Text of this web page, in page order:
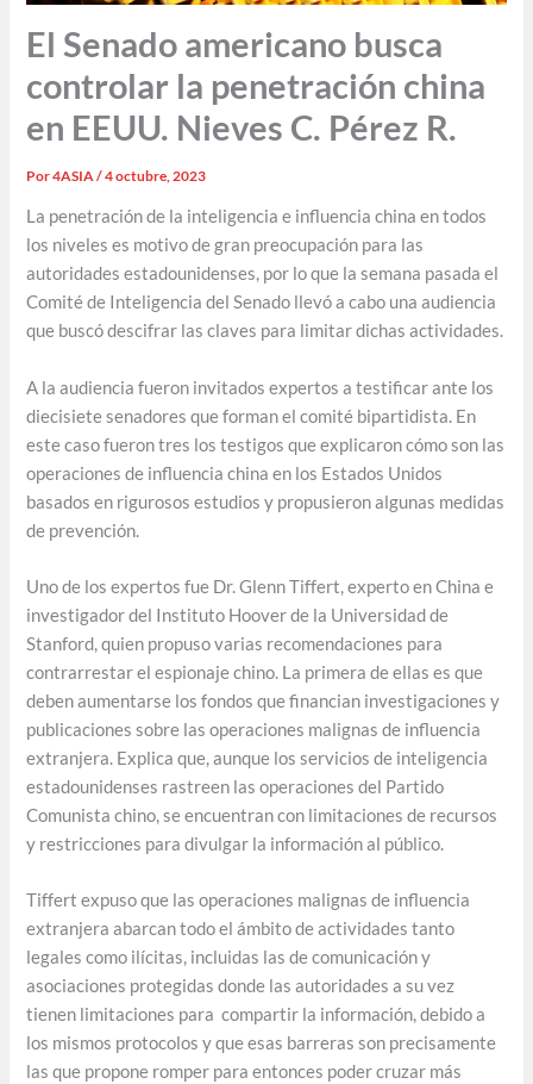
El Senado americano busca
controlar la penetración china
en EEUU. Nieves C. Pérez R.
Por4ASIA/4 octubre, 2023
La penetración de la inteligencia e influencia china en todos
los niveles es motivo de gran preocupación para las
autoridades estadounidenses, por lo que la semana pasada el
Comité de Inteligencia del Senado llevó a cabo una audiencia
que buscó descifrar las claves para limitar dichas actividades.
A la audiencia fueron invitados expertos a testificar ante los
diecisiete senadores que forman el comité bipartidista. En
este caso fueron tres los testigos que explicaron cómo son las
operaciones de influencia china en los Estados Unidos
basados en rigurosos estudios y propusieron algunas medidas
de prevención.
Uno de los expertos fue Dr. Glenn Tiffert, experto en China e
investigador del Instituto Hoover de la Universidad de
Stanford, quien propuso varias recomendaciones para
contrarrestar el espionaje chino. La primera de ellas es que
deben aumentarse los fondos que financian investigaciones y
publicaciones sobre las operaciones malignas de influencia
extranjera. Explica que, aunque los servicios de inteligencia
estadounidenses rastreen las operaciones del Partido
Comunista chino, se encuentran con limitaciones de recursos
y restricciones para divulgar la información al público.
Tiffert expuso que las operaciones malignas de influencia
extranjera abarcan todo el ámbito de actividades tanto
legales como ilícitas, incluidas las de comunicación y
asociaciones protegidas donde las autoridades a su vez
tienen limitaciones para compartir la información, debido a
los mismos protocolos y que esas barreras son precisamente
las que propone romper para entonces poder cruzar más